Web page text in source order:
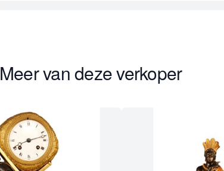
Meer van deze verkoper